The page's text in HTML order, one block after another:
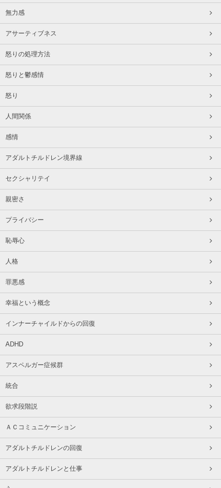
無力感
アサーティブネス
怒りの処理方法
怒りと鬱感情
怒り
人間関係
感情
アダルトチルドレン境界線
セクシャリテイ
親密さ
プライバシー
恥辱心
人格
罪悪感
幸福という概念
インナーチャイルドからの回復
ADHD
アスペルガー症候群
統合
欲求段階説
ＡＣコミュニケーション
アダルトチルドレンの回復
アダルトチルドレンと仕事